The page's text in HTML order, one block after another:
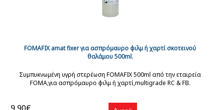
FOMAFIX amat fixer για ασπρόμαυρο φιλμ ή χαρτί σκοτεινού
θαλάμου 500ml.
Συμπυκνωμένη υγρή στερέωση FOMAFIX 500ml από την εταιρεία
FOMA,για ασπρόμαυρο φιλμ ή χαρτί,multigrade RC & FB.